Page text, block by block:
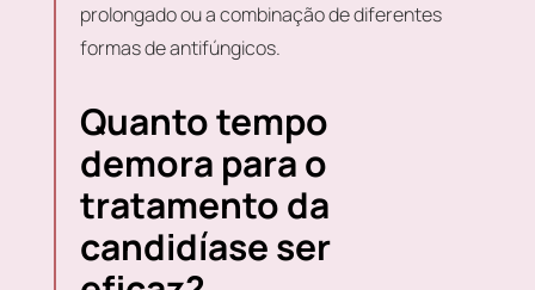
prolongado ou a combinação de diferentes
formas de antifúngicos.
Quanto tempo
demora para o
tratamento da
candidíase ser